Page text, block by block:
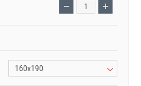
− +
160x190